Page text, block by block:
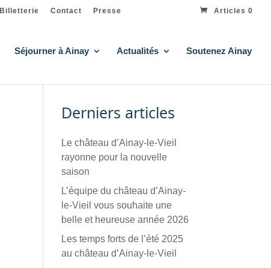
Billetterie Contact Presse Articles 0
Séjourner à Ainay Actualités Soutenez Ainay
Derniers articles
Le château d’Ainay-le-Vieil
rayonne pour la nouvelle
saison
L’équipe du château d’Ainay-
le-Vieil vous souhaite une
belle et heureuse année 2026
Les temps forts de l’été 2025
au château d’Ainay-le-Vieil